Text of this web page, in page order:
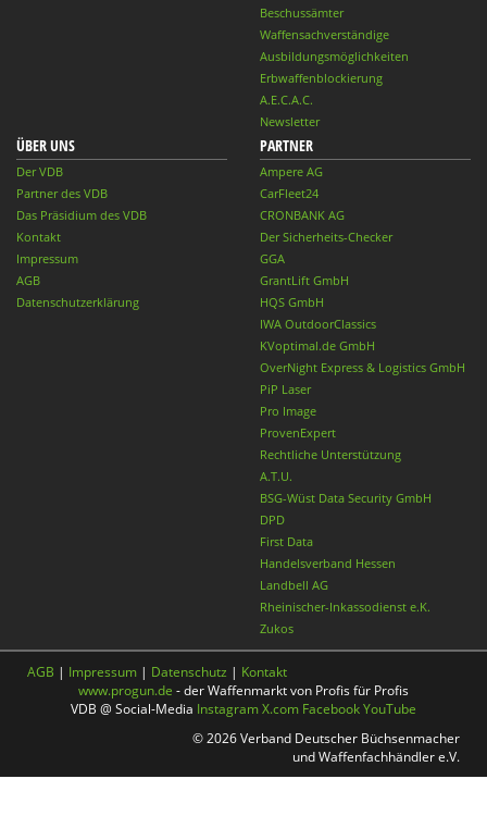
Beschussämter
Waffensachverständige
Ausbildungsmöglichkeiten
Erbwaffenblockierung
A.E.C.A.C.
Newsletter
ÜBER UNS
Der VDB
Partner des VDB
Das Präsidium des VDB
Kontakt
Impressum
AGB
Datenschutzerklärung
PARTNER
Ampere AG
CarFleet24
CRONBANK AG
Der Sicherheits-Checker
GGA
GrantLift GmbH
HQS GmbH
IWA OutdoorClassics
KVoptimal.de GmbH
OverNight Express & Logistics GmbH
PiP Laser
Pro Image
ProvenExpert
Rechtliche Unterstützung
A.T.U.
BSG-Wüst Data Security GmbH
DPD
First Data
Handelsverband Hessen
Landbell AG
Rheinischer-Inkassodienst e.K.
Zukos
AGB | Impressum | Datenschutz | Kontakt
www.progun.de - der Waffenmarkt von Profis für Profis
VDB @ Social-Media InstagramX.com FacebookYouTube
© 2026 Verband Deutscher Büchsenmacher
und Waffenfachhändler e.V.